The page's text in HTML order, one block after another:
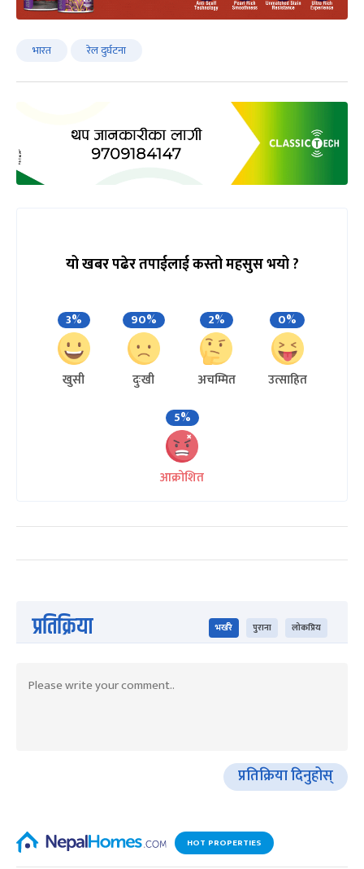
भारत रेल दुर्घटना
यो खबर पढेर तपाईलाई कस्तो महसुस भयो ?
3%
खुसी
90%
दुःखी
2%
अचम्मित
0%
उत्साहित
5%
आक्रोशित
प्रतिक्रिया भर्खरै पुराना लोकप्रिय
प्रतिक्रिया दिनुहोस्
HOT PROPERTIES